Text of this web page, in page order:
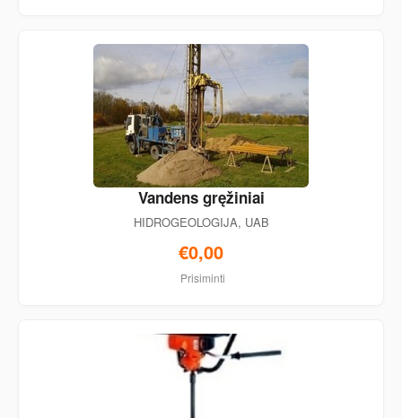
Vandens gręžiniai
HIDROGEOLOGIJA, UAB
€0,00
Prisiminti